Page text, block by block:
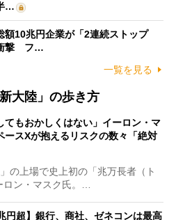
…
額10兆円企業が「2連続ストップ
衝撃 フ…
一覧を見る
大陸」の歩き方
てもおかしくはない」イーロン・マ
ースXが抱えるリスクの数々「絶対
の上場で史上初の「兆万長者（ト
ロン・マスク氏。…
円超】銀行、商社、ゼネコンは最高